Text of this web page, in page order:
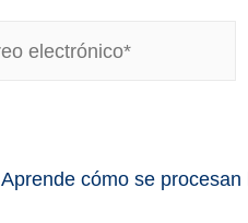
Aprende cómo se